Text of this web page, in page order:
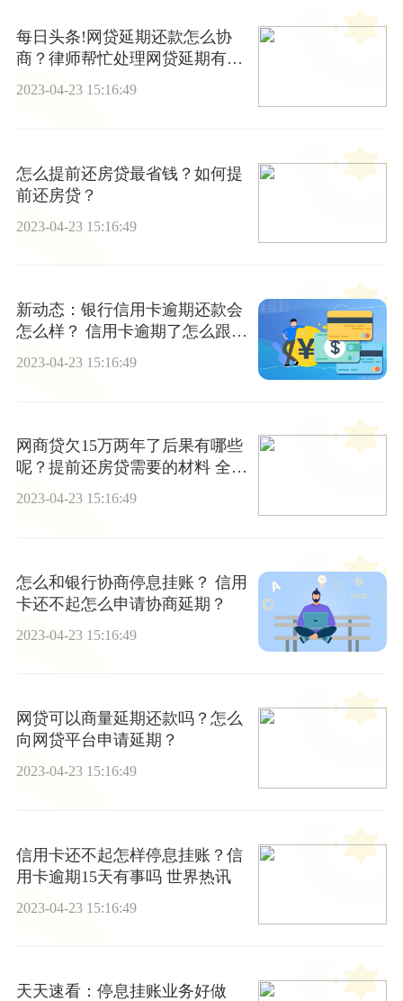
每日头条!网贷延期还款怎么协
商？律师帮忙处理网贷延期有用
吗？
2023-04-23 15:16:49
怎么提前还房贷最省钱？如何提
前还房贷？
2023-04-23 15:16:49
新动态：银行信用卡逾期还款会
怎么样？ 信用卡逾期了怎么跟银
行协商解决？
2023-04-23 15:16:49
网商贷欠15万两年了后果有哪些
呢？提前还房贷需要的材料 全球
看点
2023-04-23 15:16:49
怎么和银行协商停息挂账？ 信用
卡还不起怎么申请协商延期？
2023-04-23 15:16:49
网贷可以商量延期还款吗？怎么
向网贷平台申请延期？
2023-04-23 15:16:49
信用卡还不起怎样停息挂账？信
用卡逾期15天有事吗 世界热讯
2023-04-23 15:16:49
天天速看：停息挂账业务好做